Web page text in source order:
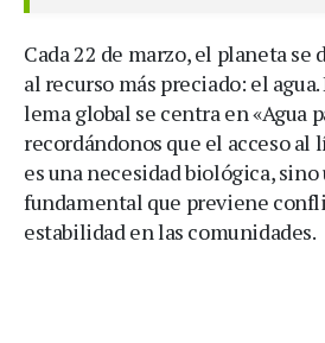
Cada 22 de marzo, el planeta
al recurso más preciado: el
lema global se centra en «Agua
recordándonos que el acceso
es una necesidad biológica,
fundamental que previene
estabilidad en las comunidades.